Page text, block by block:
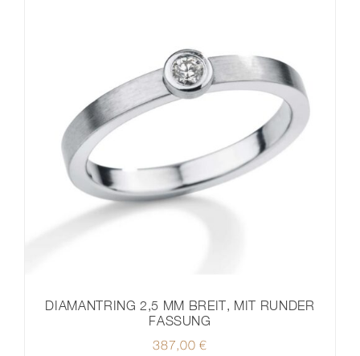
DIAMANTRING 2,5 MM BREIT, MIT RUNDER
FASSUNG
387,00 €